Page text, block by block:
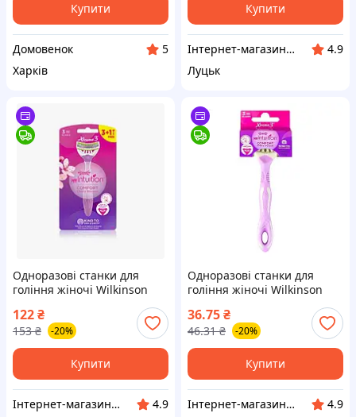
Купити
Домовенок
5
Харків
Купити
Інтернет-магазин "КosmoSwit"
4.9
Луцьк
Одноразові станки для
гоління жіночі Wilkinson
Sword Xtreme 3 Comfort 3+1
шт
122₴
153 ₴ -20%
Купити
Інтернет-магазин "КosmoSwit"
4.9
Одноразові станки для
гоління жіночі Wilkinson
Sword Xtreme 3 Comfort 1
шт
36.75₴
46.31 ₴ -20%
Купити
Інтернет-магазин "КosmoSwit"
4.9